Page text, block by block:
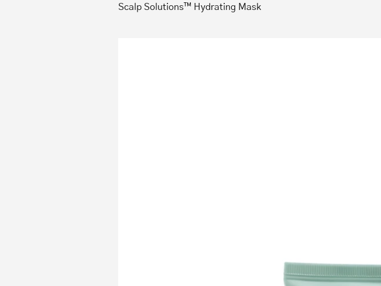
Scalp Solutions™ Hydrating Mask